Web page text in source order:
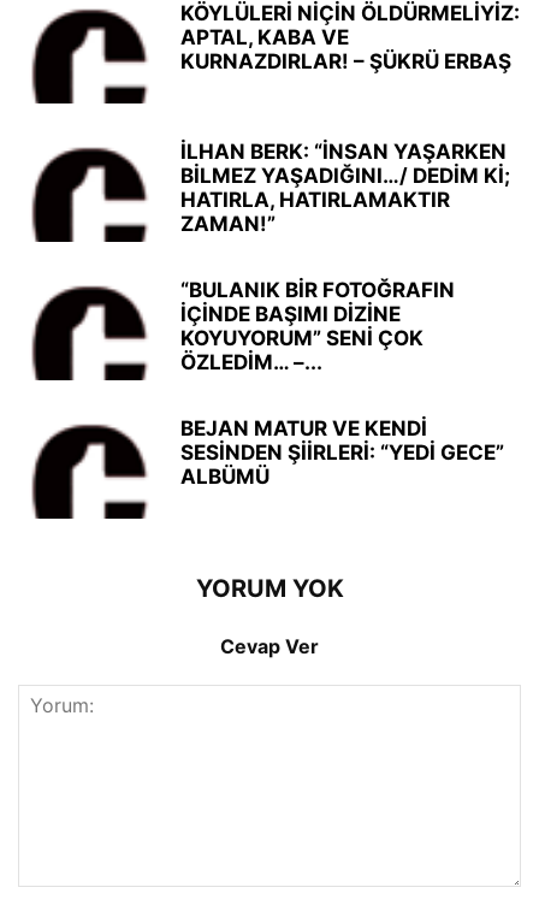
KÖYLÜLERİ NİÇİN ÖLDÜRMELİYİZ:
APTAL, KABA VE
KURNAZDIRLAR! – ŞÜKRÜ ERBAŞ
İLHAN BERK: “İNSAN YAŞARKEN
BİLMEZ YAŞADIĞINI…/ DEDİM Kİ;
HATIRLA, HATIRLAMAKTIR
ZAMAN!”
“BULANIK BİR FOTOĞRAFIN
İÇİNDE BAŞIMI DİZİNE
KOYUYORUM” SENİ ÇOK
ÖZLEDİM… –...
BEJAN MATUR VE KENDİ
SESİNDEN ŞİİRLERİ: “YEDİ GECE”
ALBÜMÜ
YORUM YOK
Cevap Ver